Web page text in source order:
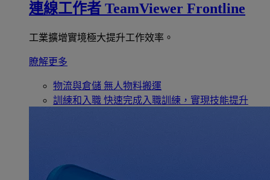
連線工作者 TeamViewer Frontline
工業擴增實境極大提升工作效率。
瞭解更多
物流與倉儲 無人物料搬運
訓練和入職 快速完成入職訓練，實現技能提升